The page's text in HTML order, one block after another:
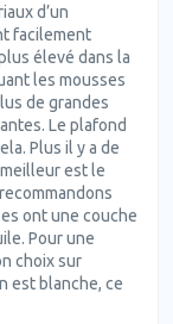
d’un
facilement
élevé dans la
les mousses
de grandes
Le plafond
Plus il y a de
est le
ont une couche
Pour une
choix sur
est blanche, ce